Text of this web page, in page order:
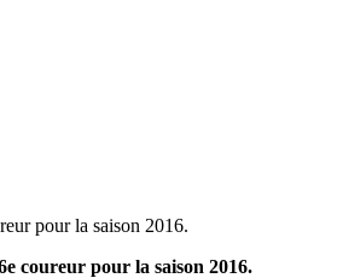
pour la saison 2016.
coureur pour la saison 2016.